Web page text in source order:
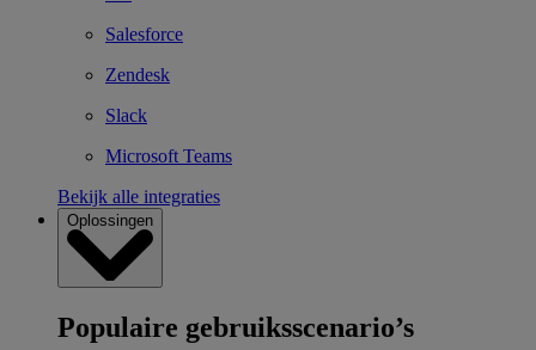
Salesforce
Zendesk
Slack
Microsoft Teams
Bekijk alle integraties
Oplossingen
Populaire gebruiksscenario’s